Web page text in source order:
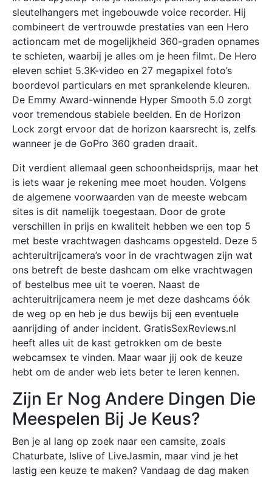
sleutelhangers met ingebouwde voice recorder. Hij
combineert de vertrouwde prestaties van een Hero
actioncam met de mogelijkheid 360-graden opnames
te schieten, waarbij je alles om je heen filmt. De Hero
eleven schiet 5.3K-video en 27 megapixel foto’s
boordevol particulars en met sprankelende kleuren.
De Emmy Award-winnende Hyper Smooth 5.0 zorgt
voor tremendous stabiele beelden. En de Horizon
Lock zorgt ervoor dat de horizon kaarsrecht is, zelfs
wanneer je de GoPro 360 graden draait.
Dit verdient allemaal geen schoonheidsprijs, maar het
is iets waar je rekening mee moet houden. Volgens
de algemene voorwaarden van de meeste webcam
sites is dit namelijk toegestaan. Door de grote
verschillen in prijs en kwaliteit hebben we een top 5
met beste vrachtwagen dashcams opgesteld. Deze 5
achteruitrijcamera’s voor in de vrachtwagen zijn wat
ons betreft de beste dashcam om elke vrachtwagen
of bestelbus mee uit te voeren. Naast de
achteruitrijcamera neem je met deze dashcams óók
de weg op en heb je dus bewijs bij een eventuele
aanrijding of ander incident. GratisSexReviews.nl
heeft alles uit de kast getrokken om de beste
webcamsex te vinden. Maar waar jij ook de keuze
hebt om de ander web iets beter te leren kennen.
Zijn Er Nog Andere Dingen Die
Meespelen Bij Je Keus?
Ben je al lang op zoek naar een camsite, zoals
Chaturbate, Islive of LiveJasmin, maar vind je het
lastig een keuze te maken? Vandaag de dag maken